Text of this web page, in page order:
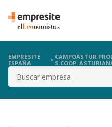
EMPRESITE
ESPAÑA
CAMPOASTUR
S.COOP.
Buscar